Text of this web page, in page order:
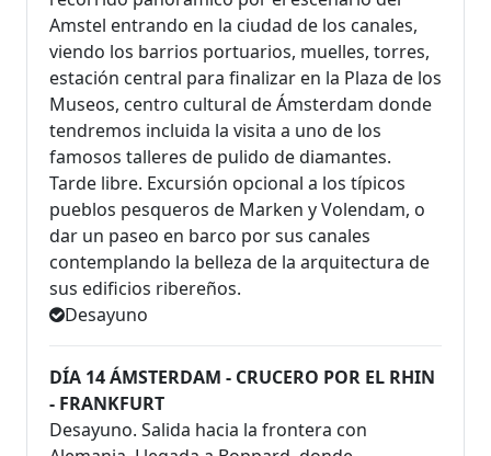
Amstel entrando en la ciudad de los canales,
viendo los barrios portuarios, muelles, torres,
estación central para finalizar en la Plaza de los
Museos, centro cultural de Ámsterdam donde
tendremos incluida la visita a uno de los
famosos talleres de pulido de diamantes.
Tarde libre. Excursión opcional a los típicos
pueblos pesqueros de Marken y Volendam, o
dar un paseo en barco por sus canales
contemplando la belleza de la arquitectura de
sus edificios ribereños.
Desayuno
DÍA 14 ÁMSTERDAM - CRUCERO POR EL RHIN
- FRANKFURT
Desayuno. Salida hacia la frontera con